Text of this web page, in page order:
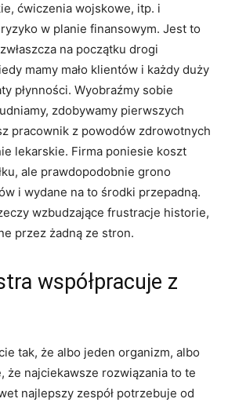
najlepiej
aby otrzymywać bieżące
SUBSKRYBUJ
ćwiczenia wojskowe, itp. i
w planie finansowym. Jest to
na początku drogi
mamy mało klientów i każdy duży
płynności. Wyobraźmy sobie
zdobywamy pierwszych
pracownik z powodów zdrowotnych
lekarskie. Firma poniesie koszt
ale prawdopodobnie grono
i wydane na to środki przepadną.
wzbudzające frustracje historie,
przez żadną ze stron.
współpracuje z
tak, że albo jeden organizm, albo
że najciekawsze rozwiązania to te
najlepszy zespół potrzebuje od